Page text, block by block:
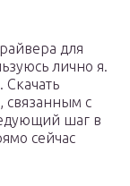
для
лично я.
связанным с
шаг в
сейчас